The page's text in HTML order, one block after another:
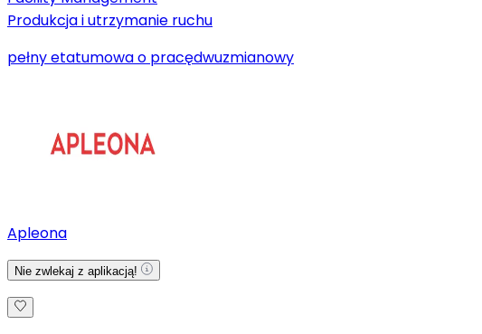
Produkcja i utrzymanie ruchu
pełny etatumowa o pracędwuzmianowy
Apleona
Nie zwlekaj z aplikacją!